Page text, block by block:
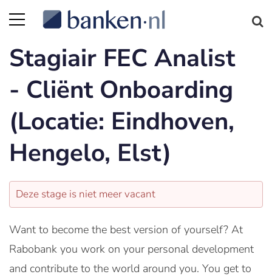
Stagiair FEC Analist
- Cliënt Onboarding
(Locatie: Eindhoven,
Hengelo, Elst)
Deze stage is niet meer vacant
Want to become the best version of yourself? At
Rabobank you work on your personal development
and contribute to the world around you. You get to